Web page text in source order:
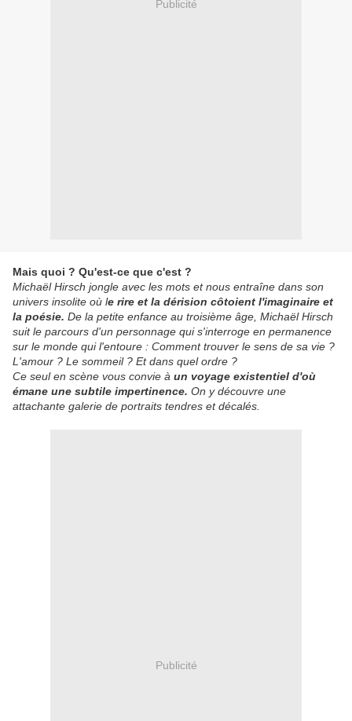
Publicité
Mais quoi ? Qu'est-ce que c'est ?
Michaël Hirsch jongle avec les mots et nous entraîne dans son
univers insolite où le rire et la dérision côtoient l'imaginaire et
la poésie. De la petite enfance au troisième âge, Michaël Hirsch
suit le parcours d'un personnage qui s'interroge en permanence
sur le monde qui l'entoure : Comment trouver le sens de sa vie ?
L'amour ? Le sommeil ? Et dans quel ordre ?
Ce seul en scène vous convie à un voyage existentiel d'où
émane une subtile impertinence. On y découvre une
attachante galerie de portraits tendres et décalés.
Publicité